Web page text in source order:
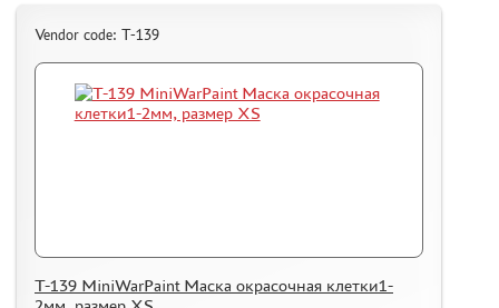
Vendor code: T-139
T-139 MiniWarPaint Маска окрасочная клетки1-